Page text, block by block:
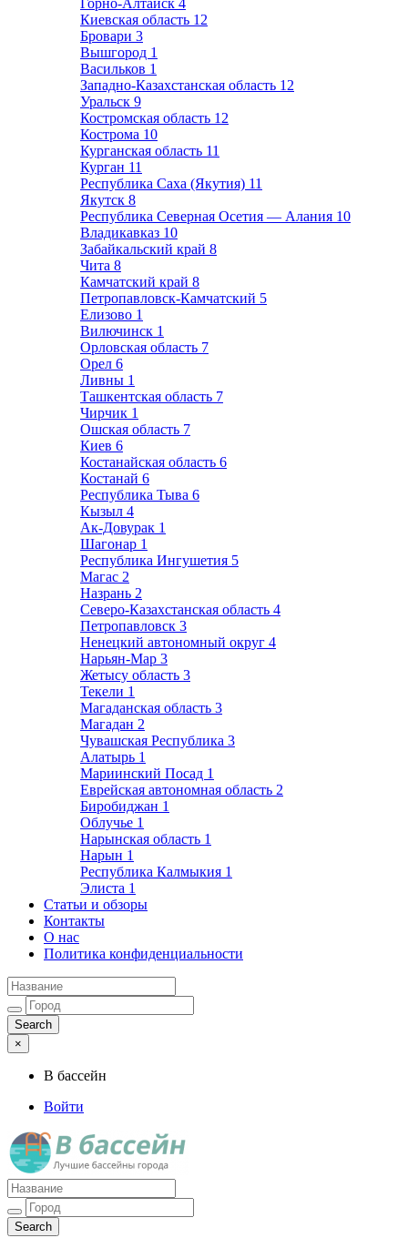
Горно-Алтайск 4
Киевская область 12
Бровари 3
Вышгород 1
Васильков 1
Западно-Казахстанская область 12
Уральск 9
Костромская область 12
Кострома 10
Курганская область 11
Курган 11
Республика Саха (Якутия) 11
Якутск 8
Республика Северная Осетия — Алания 10
Владикавказ 10
Забайкальский край 8
Чита 8
Камчатский край 8
Петропавловск-Камчатский 5
Елизово 1
Вилючинск 1
Орловская область 7
Орел 6
Ливны 1
Ташкентская область 7
Чирчик 1
Ошская область 7
Киев 6
Костанайская область 6
Костанай 6
Республика Тыва 6
Кызыл 4
Ак-Довурак 1
Шагонар 1
Республика Ингушетия 5
Магас 2
Назрань 2
Северо-Казахстанская область 4
Петропавловск 3
Ненецкий автономный округ 4
Нарьян-Мар 3
Жетысу область 3
Текели 1
Магаданская область 3
Магадан 2
Чувашская Республика 3
Алатырь 1
Мариинский Посад 1
Еврейская автономная область 2
Биробиджан 1
Облучье 1
Нарынская область 1
Нарын 1
Республика Калмыкия 1
Элиста 1
Статьи и обзоры
Контакты
О нас
Политика конфиденциальности
×
В бассейн
Войти
Лучшие бассейны города